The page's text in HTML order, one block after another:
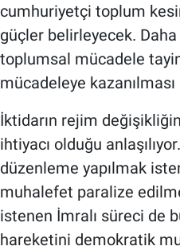
cumhuriyetçi toplum
güçler belirleyecek.
toplumsal mücadele
mücadeleye
İktidarın rejim
ihtiyacı olduğu
düzenleme yapılmak
muhalefet paralize
istenen İmralı süreci de
hareketini demokratik